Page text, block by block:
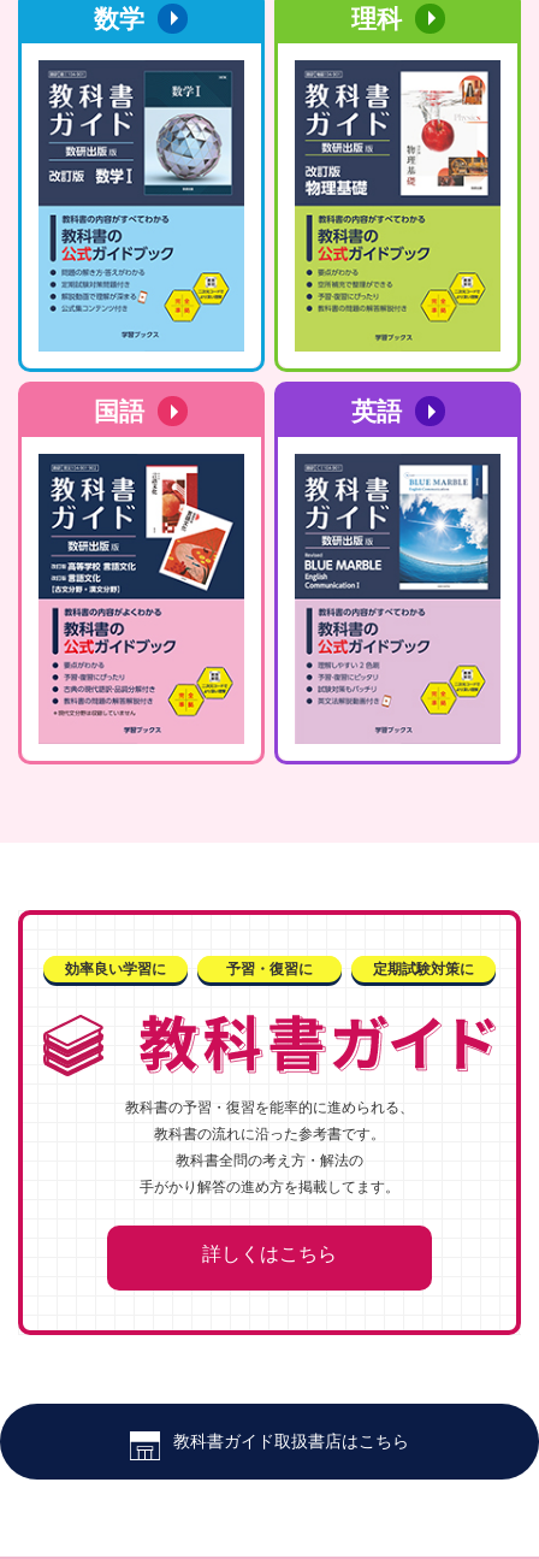
数学 理科
国語 英語
効率良い学習に 予習・復習に 定期試験対策に
教科書の予習・復習を能率的に進められる、
教科書の流れに沿った参考書です。
教科書全問の考え方・解法の
手がかり解答の進め方を掲載してます。
詳しくはこちら
教科書ガイド取扱書店はこちら